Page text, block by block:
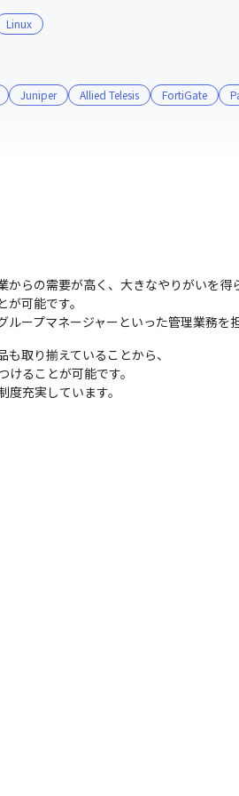
Linux
Juniper Allied Telesis FortiGate
らの需要が高く、大きなやりがいを得
可能です。
ープマネージャーといった管理業務を
取り揃えていることから、
ることが可能です。
充実しています。